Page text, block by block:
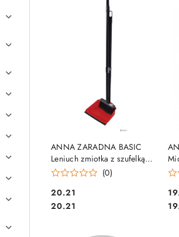
ANNA ZARADNA BASIC
Leniuch zmiotka z szufelką
SZ-6228
(0)
Cena:
20.21
Cena:
20.21
DO KOSZYKA